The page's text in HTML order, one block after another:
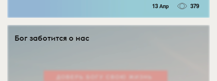
13 Апр 379
Бог заботится о нас